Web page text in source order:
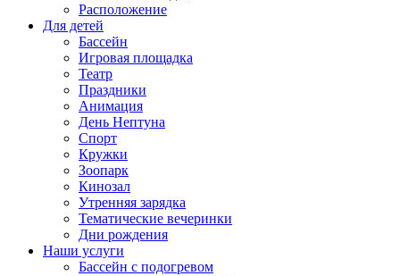
Расположение
Для детей
Бассейн
Игровая площадка
Театр
Праздники
Анимация
День Нептуна
Спорт
Кружки
Зоопарк
Кинозал
Утренняя зарядка
Тематические вечеринки
Дни рождения
Наши услуги
Бассейн с подогревом